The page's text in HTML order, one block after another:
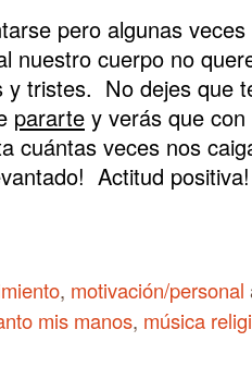
pero algunas
nuestro cuerpo no
y tristes. No dejes que
pararte y verás que
cuántas veces nos
Actitud positiva!
, motivación/personal
mis manos, música